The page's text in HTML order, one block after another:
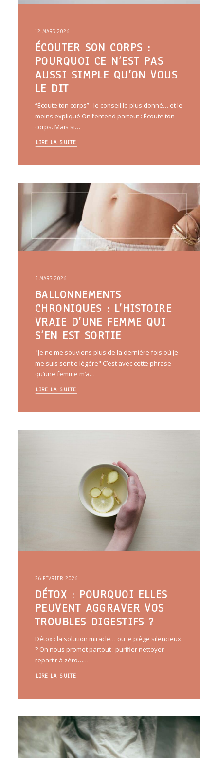
12 MARS 2026
ÉCOUTER SON CORPS :
POURQUOI CE N’EST PAS
AUSSI SIMPLE QU’ON VOUS
LE DIT
“Écoute ton corps” : le conseil le plus donné… et le
moins expliqué On l’entend partout : Écoute ton
corps. Mais si…
LIRE LA SUITE
5 MARS 2026
BALLONNEMENTS
CHRONIQUES : L’HISTOIRE
VRAIE D’UNE FEMME QUI
S’EN EST SORTIE
"Je ne me souviens plus de la dernière fois où je
me suis sentie légère" C’est avec cette phrase
qu’une femme m’a…
LIRE LA SUITE
26 FÉVRIER 2026
DÉTOX : POURQUOI ELLES
PEUVENT AGGRAVER VOS
TROUBLES DIGESTIFS ?
Détox : la solution miracle… ou le piège silencieux
? On nous promet partout : purifier nettoyer
repartir à zéro……
LIRE LA SUITE